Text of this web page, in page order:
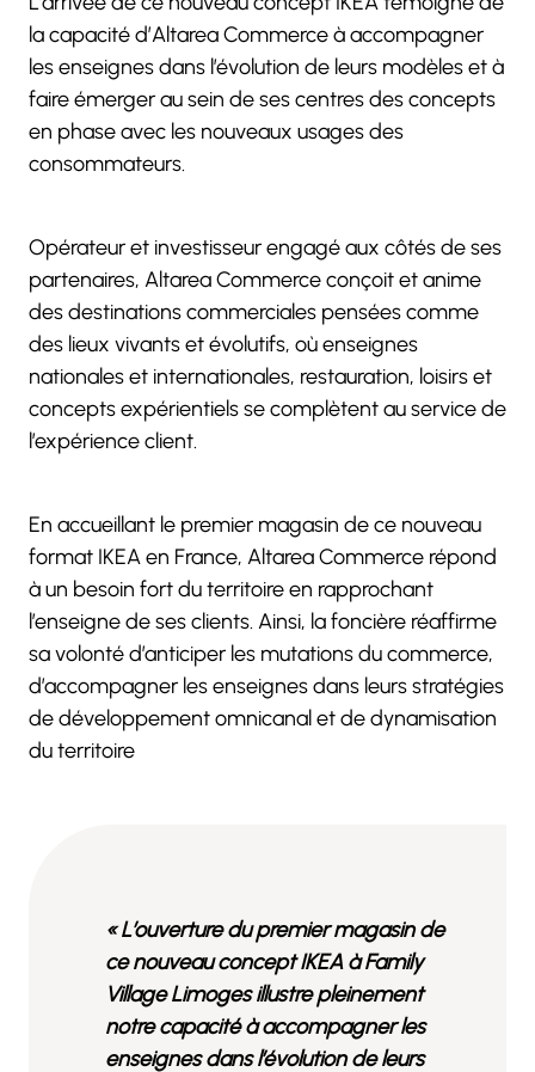
la capacité d’Altarea Commerce à accompagner
les enseignes dans l’évolution de leurs modèles et à
faire émerger au sein de ses centres des concepts
en phase avec les nouveaux usages des
consommateurs.
Opérateur et investisseur engagé aux côtés de ses
partenaires, Altarea Commerce conçoit et anime
des destinations commerciales pensées comme
des lieux vivants et évolutifs, où enseignes
nationales et internationales, restauration, loisirs et
concepts expérientiels se complètent au service de
l’expérience client.
En accueillant le premier magasin de ce nouveau
format IKEA en France, Altarea Commerce répond
à un besoin fort du territoire en rapprochant
l’enseigne de ses clients. Ainsi, la foncière réaffirme
sa volonté d’anticiper les mutations du commerce,
d’accompagner les enseignes dans leurs stratégies
de développement omnicanal et de dynamisation
du territoire
« L’ouverture du premier magasin de
ce nouveau concept IKEA à Family
Village Limoges illustre pleinement
notre capacité à accompagner les
enseignes dans l’évolution de leurs